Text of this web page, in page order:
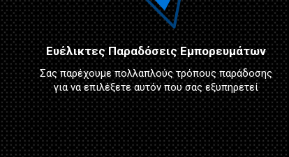
Ευέλικτες Παραδόσεις Εμπορευμάτων
Σας παρέχουμε πολλαπλούς τρόπους παράδοσης
για να επιλέξετε αυτόν που σας εξυπηρετεί